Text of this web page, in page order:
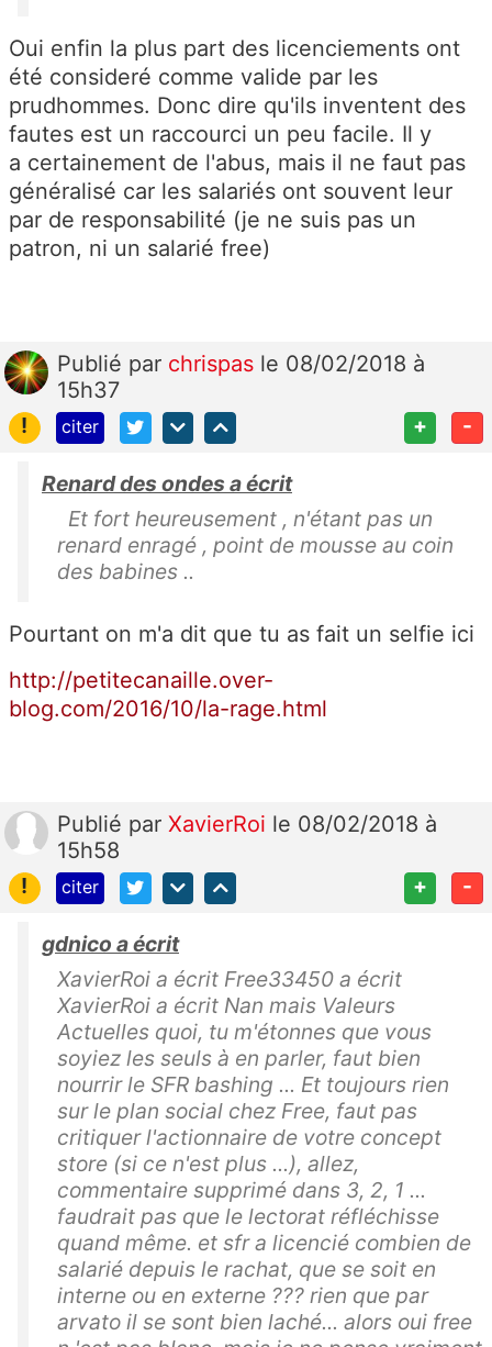
Oui enfin la plus part des licenciements ont
été consideré comme valide par les
prudhommes. Donc dire qu'ils inventent des
fautes est un raccourci un peu facile. Il y
a certainement de l'abus, mais il ne faut pas
généralisé car les salariés ont souvent leur
par de responsabilité (je ne suis pas un
patron, ni un salarié free)
Publié par chrispas le 08/02/2018 à
15h37
!
citer + -
Renard des ondes a écrit
Et fort heureusement , n'étant pas un
renard enragé , point de mousse au coin
des babines ..
Pourtant on m'a dit que tu as fait un selfie ici
http://petitecanaille.over-
blog.com/2016/10/la-rage.html
Publié par XavierRoi le 08/02/2018 à
15h58
!
citer + -
gdnico a écrit
XavierRoi a écrit Free33450 a écrit
XavierRoi a écrit Nan mais Valeurs
Actuelles quoi, tu m'étonnes que vous
soyiez les seuls à en parler, faut bien
nourrir le SFR bashing ... Et toujours rien
sur le plan social chez Free, faut pas
critiquer l'actionnaire de votre concept
store (si ce n'est plus ...), allez,
commentaire supprimé dans 3, 2, 1 ...
faudrait pas que le lectorat réfléchisse
quand même. et sfr a licencié combien de
salarié depuis le rachat, que se soit en
interne ou en externe ??? rien que par
arvato il se sont bien laché... alors oui free